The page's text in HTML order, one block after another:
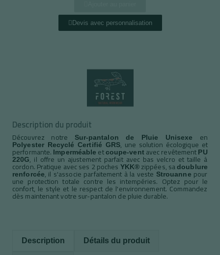
Devis avec personnalisation
Description du produit
Découvrez notre Sur-pantalon de Pluie Unisexe en
Polyester Recyclé Certifié GRS, une solution écologique et
performante. Imperméable etcoupe-ventavec revêtement PU
220G, il offre un ajustement parfait avec bas velcro et taille à
cordon. Pratique avec ses 2 poches YKK®zippées, sadoublure
renforcée, il s'associe parfaitement à la veste Strouanne pour
une protection totale contre les intempéries. Optez pour le
confort, le style et le respect de l'environnement. Commandez
dès maintenant votre sur-pantalon de pluie durable.
Description Détails du produit